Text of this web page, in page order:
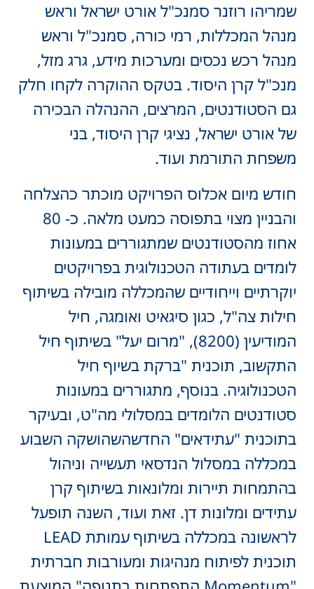
שמריהו רוזנר סמנכ"ל אורט ישראל וראש
מנהל המכללות, רמי כורה, סמנכ"ל וראש
מנהל רכש נכסים ומערכות מידע, גרג מזל,
מנכ"ל קרן היסוד. בטקס ההוקרה לקחו חלק
גם הסטודנטים, המרצים, ההנהלה הבכירה
של אורט ישראל, נציגי קרן היסוד, בני
משפחת התורמת ועוד.
חודש מיום אכלוס הפרויקט מוכתר כהצלחה
והבניין מצוי בתפוסה כמעט מלאה. כ- 80
אחוז מהסטודנטים שמתגוררים במעונות
לומדים בעתודה הטכנולוגית בפרויקטים
יוקרתיים וייחודיים שהמכללה מובילה בשיתוף
חילות צה"ל, כגון סיגאיט ואומגה, חיל
המודיעין (8200), "מרום יעל" בשיתוף חיל
התקשוב, תוכנית "ברקת בשיוף חיל
הטכנולוגיה. בנוסף, מתגוררים במעונות
סטודנטים הלומדים במסלולי מה"ט, ובעיקר
בתוכנית "עתידאים" החדשהשהושקה השבוע
במכללה במסלול הנדסאי תעשייה וניהול
בהתמחות תיירות ומלונאות בשיתוף קרן
עתידים ומלונות דן. זאת ועוד, השנה תופעל
לראשונה במכללה בשיתוף עמותת LEAD
תוכנית לפיתוח מנהיגות ומעורבות חברתית